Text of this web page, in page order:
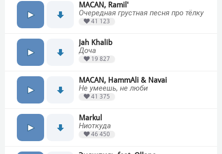
MACAN, Ramil'
Очередная грустная песня про тёлку
41 123
Jah Khalib
Доча
19 827
MACAN, HammAli & Navai
Не умеешь, не люби
41 375
Markul
Ниоткуда
46 450